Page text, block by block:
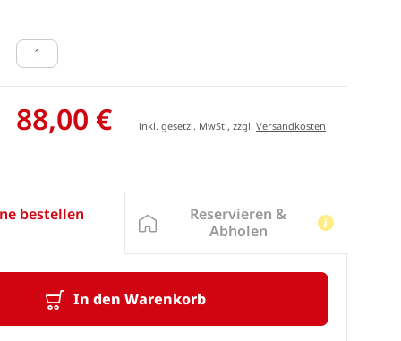
88,00 € inkl. gesetzl. MwSt., zzgl.Versandkosten
bestellen
In den Warenkorb
Reservieren &
Abholen